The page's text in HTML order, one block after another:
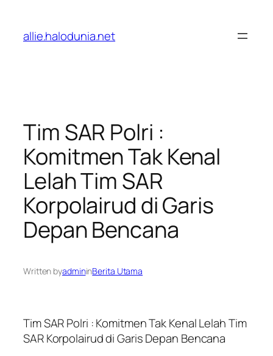
konten
allie.halodunia.net
Tim SAR Polri :
Komitmen Tak Kenal
Lelah Tim SAR
Korpolairud di Garis
Depan Bencana
Written byadmininBerita Utama
Tim SAR Polri : Komitmen Tak Kenal Lelah Tim
SAR Korpolairud di Garis Depan Bencana